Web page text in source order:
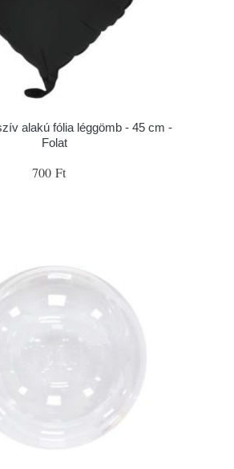
alakú fólia léggömb - 45 cm -
Folat
700 Ft